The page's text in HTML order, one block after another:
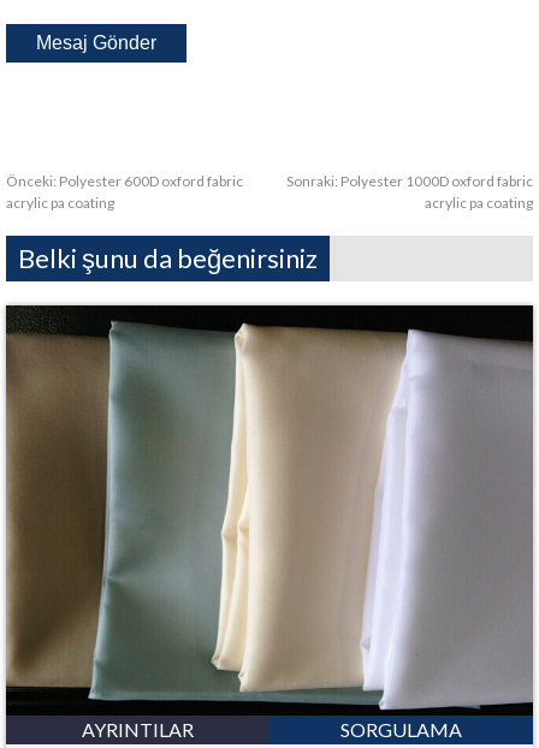
Önceki: Polyester 600D oxford fabric
acrylic pa coating
Sonraki: Polyester 1000D oxford fabric
acrylic pa coating
Belki şunu da beğenirsiniz
AYRINTILAR SORGULAMA